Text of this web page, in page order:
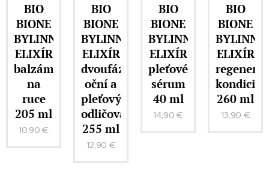
BIO
BIONE
BYLINNÝ
ELIXÍR
balzám
na
ruce
205 ml
10,90 €
BIO
BIONE
BYLINNÝ
ELIXÍR
dvoufázový
oční a
pleťový
odličovač
255 ml
12,90 €
BIO
BIONE
BYLINNÝ
ELIXÍR
pleťové
sérum
40 ml
14,90 €
BIO
BIONE
BYLINNÝ
ELIXÍR
260 ml
13,90 €